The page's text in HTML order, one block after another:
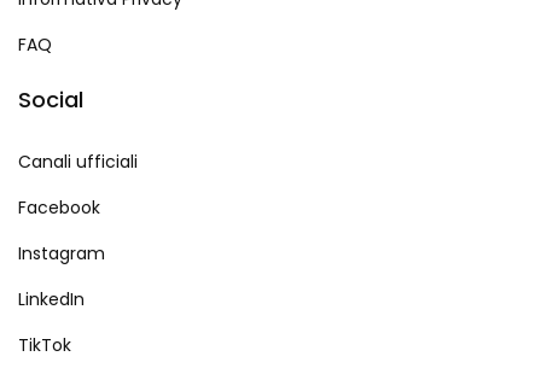
FAQ
Social
Canali ufficiali
Facebook
Instagram
LinkedIn
TikTok